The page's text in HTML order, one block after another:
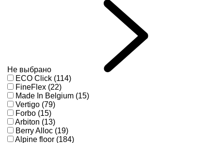
Не выбрано
ECO Click (114)
FineFlex (22)
Made In Belgium (15)
Vertigo (79)
Forbo (15)
Arbiton (13)
Berry Alloc (19)
Alpine floor (184)